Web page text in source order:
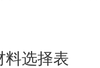
选择表